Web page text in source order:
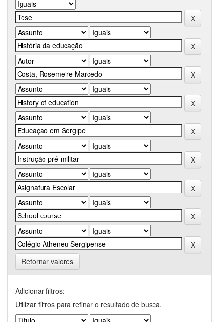
Retornar valores
Adicionar filtros:
Utilizar filtros para refinar o resultado de busca.